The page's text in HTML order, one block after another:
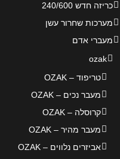
כריזה חדש 240/600
מערכות שחרור עשן
מעברי אדם
ozak
טריפוד – OZAK
מעבר נכים – OZAK
קרוסלה – OZAK
מעבר מהיר – OZAK
אביזרים נלווים – OZAK